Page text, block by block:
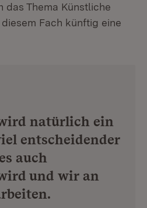
das Thema Künstliche
Fach künftig eine
natürlich ein
entscheidender
auch
und wir an